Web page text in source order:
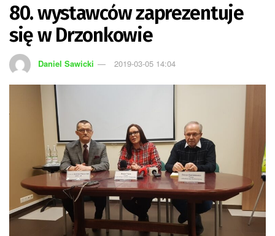
80. wystawców zaprezentuje
się w Drzonkowie
Daniel Sawicki 2019-03-05 14:04